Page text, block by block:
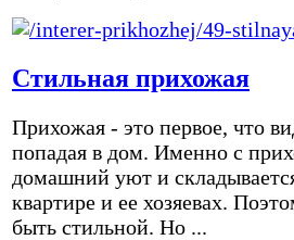
Стильная прихожая
Прихожая - это первое, что
попадая в дом. Именно с
домашний уют и
квартире и ее хозяевах.
быть стильной. Но ...